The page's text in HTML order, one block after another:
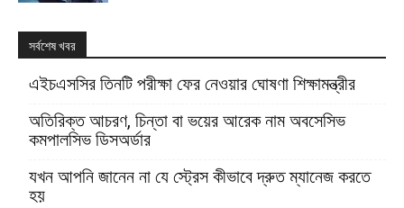
সর্বশেষ খবর
এইচএসসির তিনটি পরীক্ষা ফের নেওয়ার ঘোষণা শিক্ষামন্ত্রীর
অতিরিক্ত আচরণ, চিন্তা বা ভয়ের আরেক নাম অবসেসিভ
কমপালসিভ ডিসঅর্ডার
যখন আপনি জানেন না যে স্ট্রেস কীভাবে দ্রুত ম্যানেজ করতে
হয়